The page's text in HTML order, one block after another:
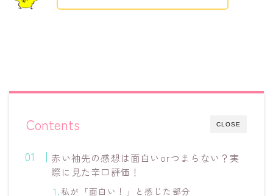
CLOSE
Contents
赤い袖先の感想は面白いorつまらない？実
際に見た辛口評価！
私が「面白い！」と感じた部分